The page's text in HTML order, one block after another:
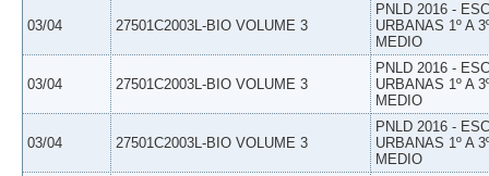
03/04 27501C2003L-BIO VOLUME 3
PNLD 2016 -
URBANAS 1º A
MEDIO
03/04 27501C2003L-BIO VOLUME 3
PNLD 2016 -
URBANAS 1º A
MEDIO
03/04 27501C2003L-BIO VOLUME 3
PNLD 2016 -
URBANAS 1º A
MEDIO